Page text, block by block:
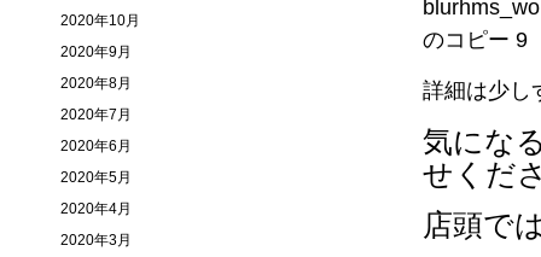
詳細は少し
気にな
せくだ
店頭で
2020年10月
2020年9月
2020年8月
2020年7月
2020年6月
2020年5月
2020年4月
2020年3月